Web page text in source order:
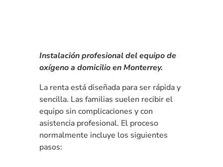
Instalación profesional del equipo de
oxígeno a domicilio en Monterrey.
La renta está diseñada para ser rápida y
sencilla. Las familias suelen recibir el
equipo sin complicaciones y con
asistencia profesional. El proceso
normalmente incluye los siguientes
pasos: